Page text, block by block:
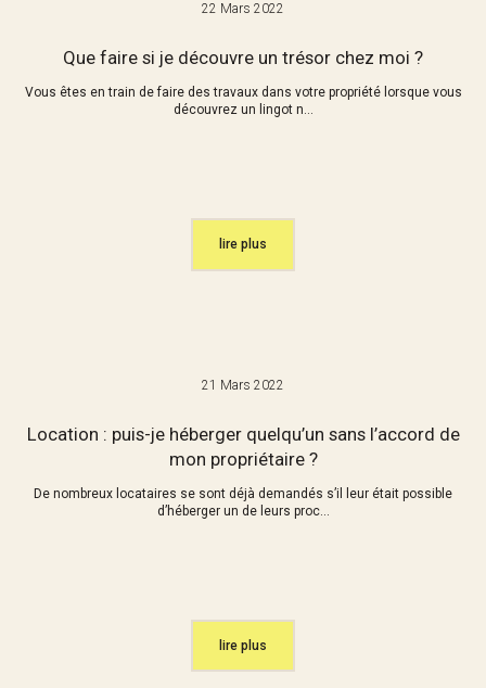
22 Mars 2022
Que faire si je découvre un trésor chez moi ?
Vous êtes en train de faire des travaux dans votre propriété lorsque vous
découvrez un lingot n...
lire plus
21 Mars 2022
Location : puis-je héberger quelqu’un sans l’accord de
mon propriétaire ?
De nombreux locataires se sont déjà demandés s’il leur était possible
d’héberger un de leurs proc...
lire plus